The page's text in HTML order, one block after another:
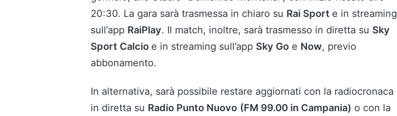
20:30. La gara sarà trasmessa in chiaro su Rai Sport e in streaming
sull’app RaiPlay. Il match, inoltre, sarà trasmesso in diretta su Sky
Sport Calcio e in streaming sull’app Sky Go e Now, previo
abbonamento.
In alternativa, sarà possibile restare aggiornati con la radiocronaca
in diretta su Radio Punto Nuovo (FM 99.00 in Campania) o con la